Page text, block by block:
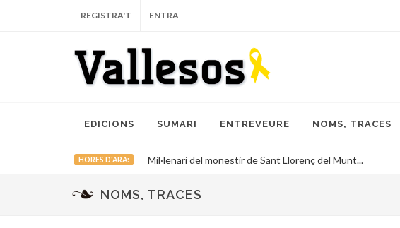
REGISTRA'T ENTRA
EDICIONS SUMARI ENTREVEURE NOMS, TRACES
HORES D'ARA: Mil·lenari del monestir de Sant Llorenç del Munt...
NOMS, TRACES